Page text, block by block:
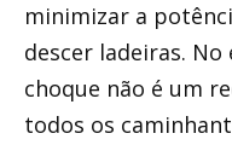
minimizar a
descer ladeiras.
choque não é um
todos os